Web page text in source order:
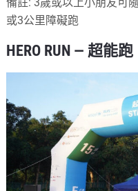
備註: 3歲或以上小朋友可
或3公里障礙跑
HERO RUN — 超能跑